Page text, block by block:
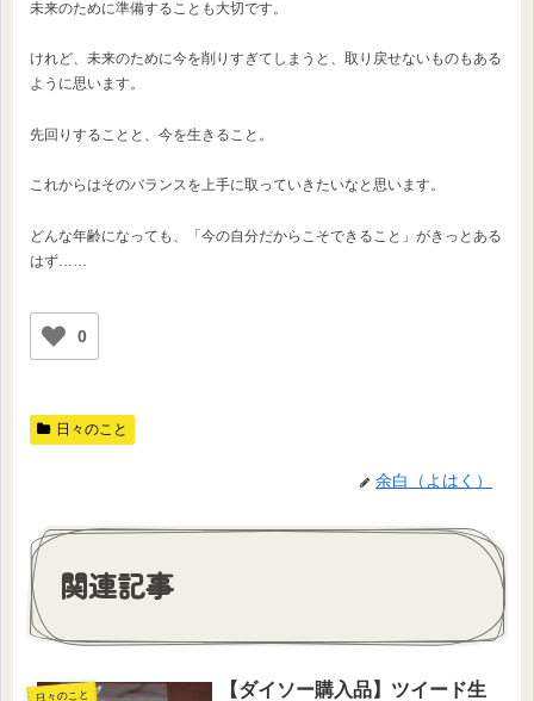
未来のために準備することも大切です。
けれど、未来のために今を削りすぎてしまうと、取り戻せないものもある
ように思います。
先回りすることと、今を生きること。
これからはそのバランスを上手に取っていきたいなと思います。
どんな年齢になっても、「今の自分だからこそできること」がきっとある
はず……
0
日々のこと
余白（よはく）
関連記事
日々のこと
【ダイソー購入品】ツイード生